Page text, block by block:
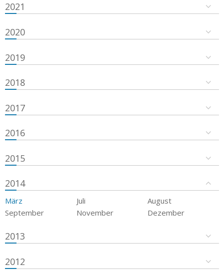
2021
2020
2019
2018
2017
2016
2015
2014
März Juli
August
September
November Dezember
2013
2012